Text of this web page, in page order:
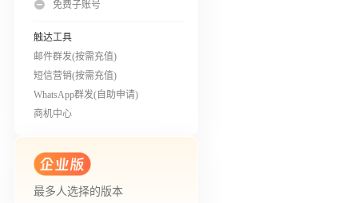
免费子账号
触达工具
邮件群发(按需充值)
短信营销(按需充值)
WhatsApp群发(自助申请)
商机中心
最多人选择的版本